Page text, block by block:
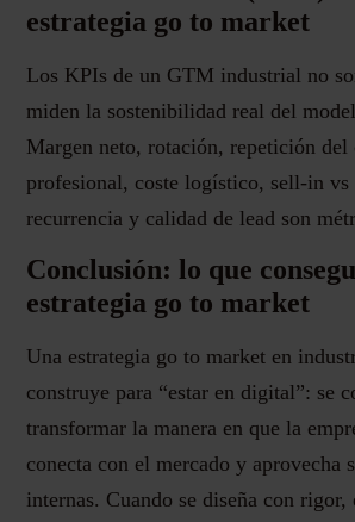
estrategia go to market
Los KPIs de un GTM industrial no
miden la sostenibilidad real del
Margen neto, rotación, repetición del
profesional, coste logístico, sell-in vs
recurrencia y calidad de lead son
Conclusión: lo que
estrategia go to market
Una estrategia go to market en
construye para “estar en digital”: se
transformar la manera en que la
conecta con el mercado y aprovecha
internas. Cuando se diseña con